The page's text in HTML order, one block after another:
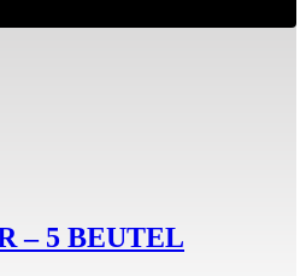
– 5 BEUTEL